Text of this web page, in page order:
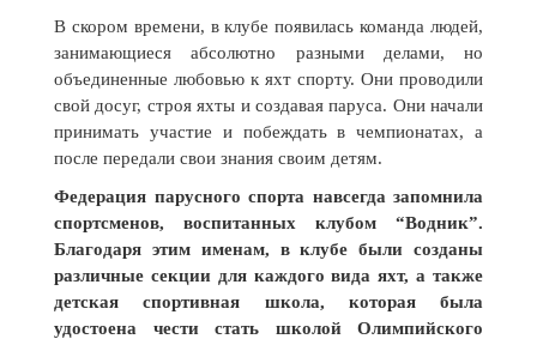
В скором времени, в клубе появилась команда людей,
занимающиеся абсолютно разными делами, но
объединенные любовью к яхт спорту. Они проводили
свой досуг, строя яхты и создавая паруса. Они начали
принимать участие и побеждать в чемпионатах, а
после передали свои знания своим детям.
Федерация парусного спорта навсегда запомнила
спортсменов, воспитанных клубом “Водник”.
Благодаря этим именам, в клубе были созданы
различные секции для каждого вида яхт, а также
детская спортивная школа, которая была
удостоена чести стать школой Олимпийского